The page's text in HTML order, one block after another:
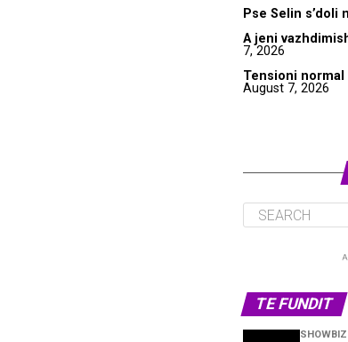
Pse Selin s’doli
A jeni
7, 2026
Tensioni
August 7, 2026
TE FUNDIT
SHOWBIZ